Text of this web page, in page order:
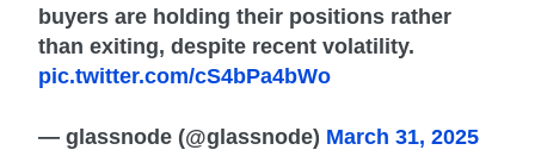
buyers are holding their positions rather
than exiting, despite recent volatility.
pic.twitter.com/cS4bPa4bWo
— glassnode (@glassnode) March 31, 2025